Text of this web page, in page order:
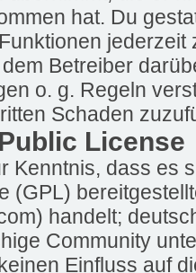
hat. Du
Betreiber
o. g. Regeln
Schaden
License
Kenntnis, dass es
(GPL)
handelt;
Community
Einfluss auf